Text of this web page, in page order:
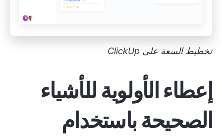
تخطيط السعة على ClickUp
إعطاء الأولوية للأشياء
الصحيحة باستخدام